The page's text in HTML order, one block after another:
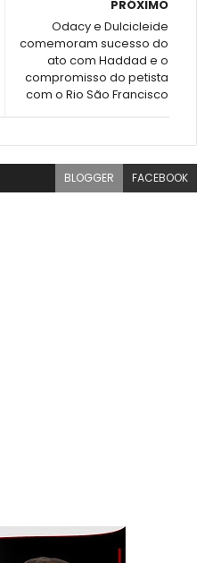
PRÓXIMO
Odacy e Dulcicleide
comemoram sucesso do
ato com Haddad e o
compromisso do petista
com o Rio São Francisco
BLOGGER FACEBOOK